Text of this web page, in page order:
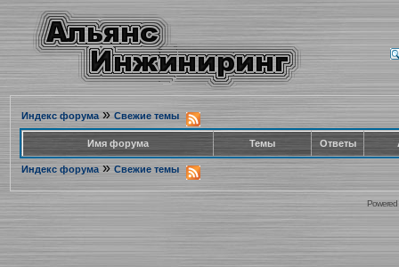
Индекс форума» Свежие темы
Имя форума Темы Ответы
Индекс форума » Свежие темы